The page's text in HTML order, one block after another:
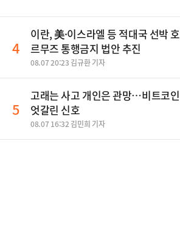
4
이란, 美·이스라엘 등 적대국 선박 호
르무즈 통행금지 법안 추진
08.07 20:23 김규환 기자
5
고래는 사고 개인은 관망…비트코인
엇갈린 신호
08.07 16:32 김민희 기자